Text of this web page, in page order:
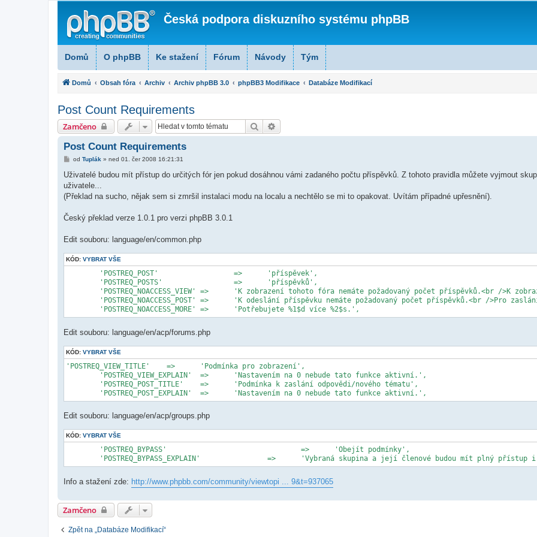
Česká podpora diskuzního systému phpBB
Domů O phpBB Ke stažení Fórum Návody Tým
Domů Obsah fóra Archiv Archiv phpBB 3.0 phpBB3 Modifikace Databáze Modifikací
Post Count Requirements
Zamčeno Hledat
Post Count Requirements
P
í
p
ě
k
od Tuplák » ned 01. čer 2008 16:21:31
Uživatelé budou mít přístup do určitých fór jen pokud dosáhnou vámi zadaného počtu příspěvků. Z tohoto pravidla můžete vyjmout
uživatele...
(Překlad na sucho, nějak sem si zmršil instalaci modu na localu a nechtělo se mi to opakovat. Uvítám případné upřesnění).
Český překlad verze 1.0.1 pro verzi phpBB 3.0.1
Edit souboru: language/en/common.php
KÓD: VYBRAT VŠE
	'POSTREQ_NOACCESS_MORE'	=>	'Potřebujete %1$d více %2$s.',
Edit souboru: language/en/acp/forums.php
KÓD: VYBRAT VŠE
'POSTREQ_VIEW_TITLE'	=>	'Podmínka pro zobrazení',
	'POSTREQ_POST_EXPLAIN'	=>	'Nastavením na 0 nebude tato funkce aktivní.',
Edit souboru: language/en/acp/groups.php
KÓD: VYBRAT VŠE
'POSTREQ_BYPASS_EXPLAIN'		=>	'Vybraná skupina a její členové budou mít
Info a stažení zde: http://www.phpbb.com/community/viewtopi ... 9&t=937065
Zamčeno
Zpět na „Databáze Modifikací“